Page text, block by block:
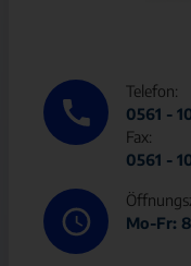
Telefon:
0561 -
Fax:
0561 -
Mo-Fr: